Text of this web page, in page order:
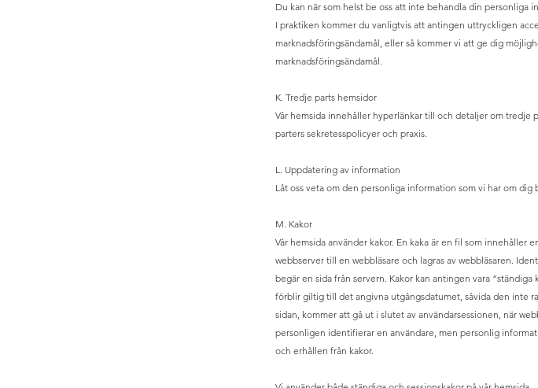
Du kan när som helst be oss att inte behandla din personliga
I praktiken kommer du vanligtvis att antingen uttryckligen
marknadsföringsändamål, eller så kommer vi att ge dig
marknadsföringsändamål.
K. Tredje parts hemsidor
Vår hemsida innehåller hyperlänkar till och detaljer om tredje
parters sekretesspolicyer och praxis.
L. Uppdatering av information
Låt oss veta om den personliga information som vi har om
M. Kakor
Vår hemsida använder kakor. En kaka är en fil som innehåller
webbserver till en webbläsare och lagras av webbläsaren.
begär en sida från servern. Kakor kan antingen vara
förblir giltig till det angivna utgångsdatumet, såvida den inte
sidan, kommer att gå ut i slutet av användarsessionen, när
personligen identifierar en användare, men personlig
och erhållen från kakor.